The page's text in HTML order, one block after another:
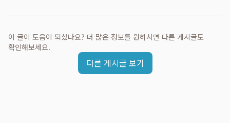
이 글이 도움이 되셨나요? 더 많은 정보를 원하시면 다른 게시글도
확인해보세요.
다른 게시글 보기